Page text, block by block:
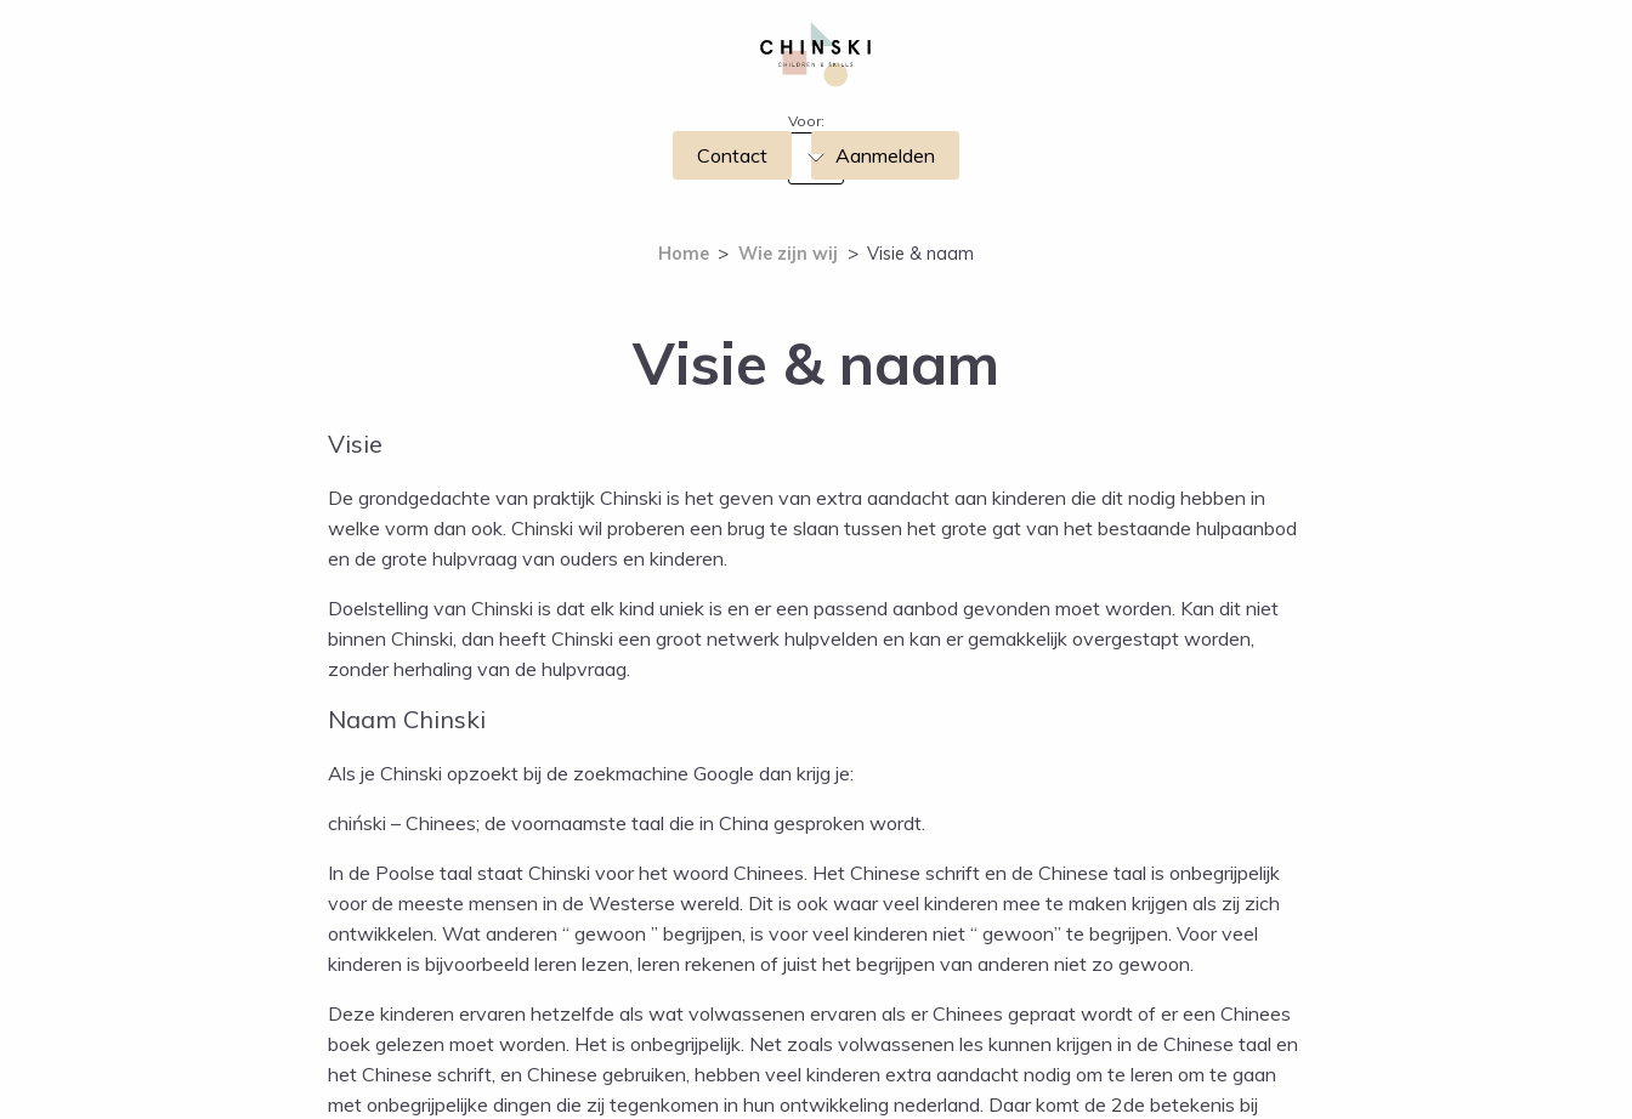
Voor:
Contact Aanmelden
Home > Wie zijn wij > Visie & naam
Visie & naam
Visie
De grondgedachte van praktijk Chinski is het geven van extra aandacht aan kinderen die dit nodig hebben in
welke vorm dan ook. Chinski wil proberen een brug te slaan tussen het grote gat van het bestaande hulpaanbod
en de grote hulpvraag van ouders en kinderen.
Doelstelling van Chinski is dat elk kind uniek is en er een passend aanbod gevonden moet worden. Kan dit niet
binnen Chinski, dan heeft Chinski een groot netwerk hulpvelden en kan er gemakkelijk overgestapt worden,
zonder herhaling van de hulpvraag.
Naam Chinski
Als je Chinski opzoekt bij de zoekmachine Google dan krijg je:
chiński – Chinees; de voornaamste taal die in China gesproken wordt.
In de Poolse taal staat Chinski voor het woord Chinees. Het Chinese schrift en de Chinese taal is onbegrijpelijk
voor de meeste mensen in de Westerse wereld. Dit is ook waar veel kinderen mee te maken krijgen als zij zich
ontwikkelen. Wat anderen “ gewoon ” begrijpen, is voor veel kinderen niet “ gewoon” te begrijpen. Voor veel
kinderen is bijvoorbeeld leren lezen, leren rekenen of juist het begrijpen van anderen niet zo gewoon.
Deze kinderen ervaren hetzelfde als wat volwassenen ervaren als er Chinees gepraat wordt of er een Chinees
boek gelezen moet worden. Het is onbegrijpelijk. Net zoals volwassenen les kunnen krijgen in de Chinese taal en
het Chinese schrift, en Chinese gebruiken, hebben veel kinderen extra aandacht nodig om te leren om te gaan
met onbegrijpelijke dingen die zij tegenkomen in hun ontwikkeling nederland. Daar komt de 2de betekenis bij